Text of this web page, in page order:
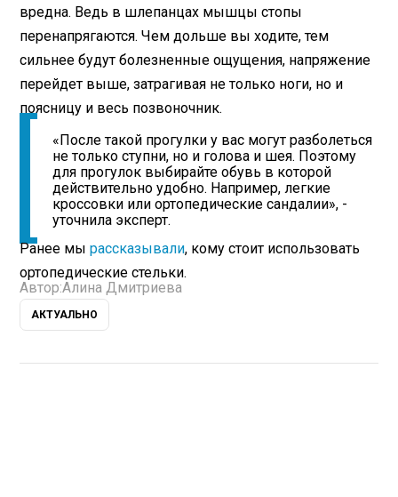
вредна. Ведь в шлепанцах мышцы стопы
перенапрягаются. Чем дольше вы ходите, тем
сильнее будут болезненные ощущения, напряжение
перейдет выше, затрагивая не только ноги, но и
поясницу и весь позвоночник.
«После такой прогулки у вас могут разболеться
не только ступни, но и голова и шея. Поэтому
для прогулок выбирайте обувь в которой
действительно удобно. Например, легкие
кроссовки или ортопедические сандалии», -
уточнила эксперт.
Ранее мырассказывали, кому стоит использовать
ортопедические стельки.
Автор:Алина Дмитриева
АКТУАЛЬНО